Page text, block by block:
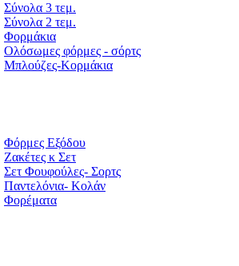
Σύνολα 3 τεμ.
Σύνολα 2 τεμ.
Φορμάκια
Ολόσωμες φόρμες - σόρτς
Μπλούζες-Κορμάκια
Φόρμες Εξόδου
Ζακέτες κ Σετ
Σετ Φουφούλες- Σορτς
Παντελόνια- Κολάν
Φορέματα